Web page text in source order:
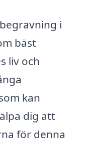
i
bäst
liv och
kan
dig att
för denna